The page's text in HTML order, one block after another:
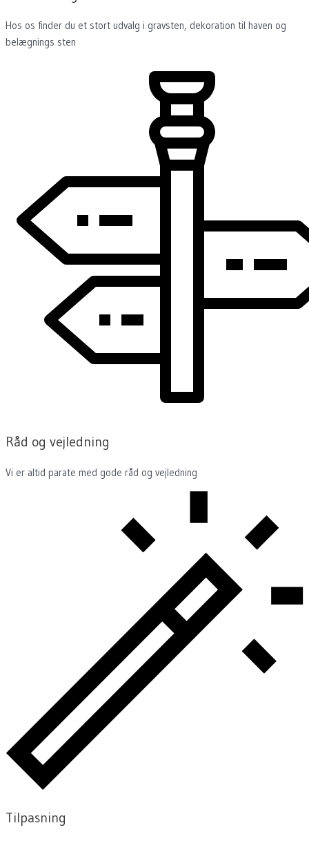
Hos os finder du et stort udvalg i gravsten, dekoration til haven og
belægnings sten
Råd og vejledning
Vi er altid parate med gode råd og vejledning
Tilpasning